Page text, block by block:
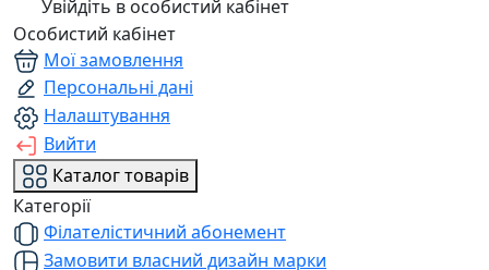
Увійдіть в особистий кабінет
Особистий кабінет
Мої замовлення
Персональні дані
Налаштування
Вийти
Каталог товарів
Категорії
Філателістичний абонемент
Замовити власний дизайн марки